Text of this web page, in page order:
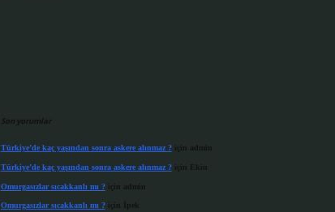
Son yorumlar
Türkiye’de kaç yaşından sonra askere alınmaz ?için admin
Türkiye’de kaç yaşından sonra askere alınmaz ?için Ekin
Omurgasızlar sıcakkanlı mı ?için admin
Omurgasızlar sıcakkanlı mı ?için İpek